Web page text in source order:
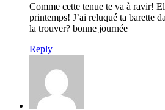
Comme cette tenue te va à ravir!
printemps! J’ai reluqué ta barette
la trouver? bonne journée
Reply